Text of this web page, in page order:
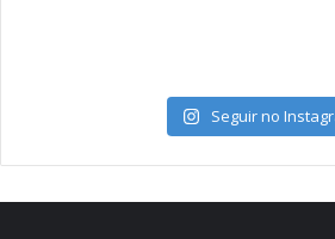
Seguir no